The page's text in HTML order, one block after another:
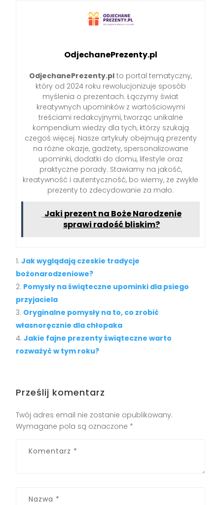
OdjechanePrezenty.pl
OdjechanePrezenty.pl to portal tematyczny,
który od 2024 roku rewolucjonizuje sposób
myślenia o prezentach. Łączymy świat
kreatywnych upominków z wartościowymi
treściami redakcyjnymi, tworząc unikalne
kompendium wiedzy dla tych, którzy szukają
czegoś więcej. Nasze artykuły obejmują prezenty
na różne okazje, gadżety, spersonalizowane
upominki, dodatki do domu, lifestyle oraz
praktyczne porady. Stawiamy na jakość,
kreatywność i autentyczność, bo wiemy, że zwykłe
prezenty to zdecydowanie za mało.
Jaki prezent na Boże Narodzenie
sprawi radość bliskim?
Jak wyglądają czeskie tradycje
bożonarodzeniowe?
Pomysły na świąteczne upominki dla psiego
przyjaciela
Oryginalne pomysły na to, co zrobić
własnoręcznie dla chłopaka
Jakie fajne prezenty świąteczne warto
rozważyć w tym roku?
Prześlij komentarz
Twój adres email nie zostanie opublikowany.
Wymagane pola są oznaczone *